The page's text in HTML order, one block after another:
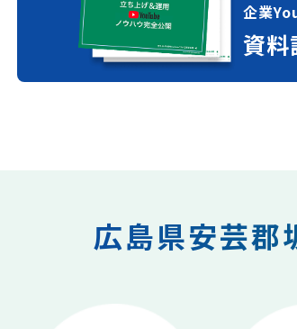
企業
資料
広島県安芸郡